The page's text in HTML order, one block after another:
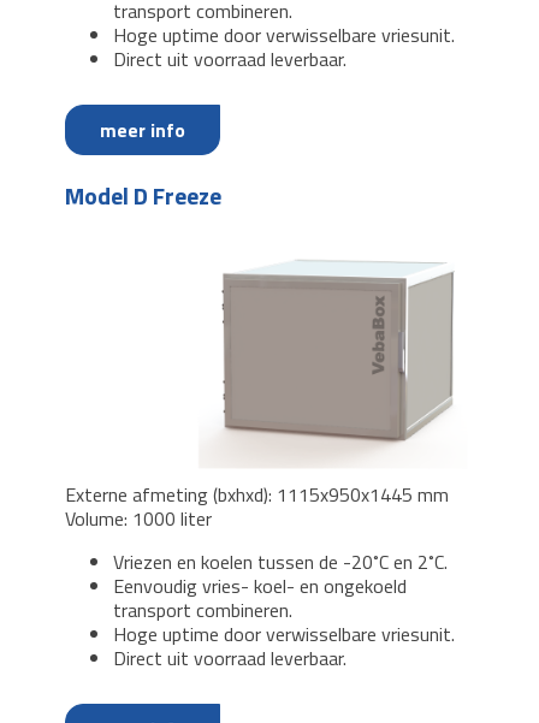
transport combineren.
Hoge uptime door verwisselbare vriesunit.
Direct uit voorraad leverbaar.
meer info
Model D Freeze
Externe afmeting (bxhxd): 1115x950x1445 mm
Volume: 1000 liter
Vriezen en koelen tussen de -20˚C en 2˚C.
Eenvoudig vries- koel- en ongekoeld
transport combineren.
Hoge uptime door verwisselbare vriesunit.
Direct uit voorraad leverbaar.